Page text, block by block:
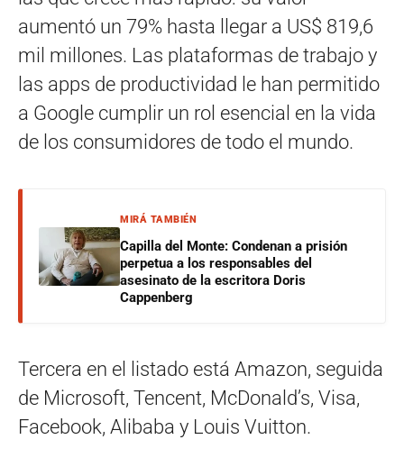
aumentó un 79% hasta llegar a US$ 819,6
mil millones. Las plataformas de trabajo y
las apps de productividad le han permitido
a Google cumplir un rol esencial en la vida
de los consumidores de todo el mundo.
MIRÁ TAMBIÉN
Capilla del Monte: Condenan a prisión
perpetua a los responsables del
asesinato de la escritora Doris
Cappenberg
Tercera en el listado está Amazon, seguida
de Microsoft, Tencent, McDonald’s, Visa,
Facebook, Alibaba y Louis Vuitton.